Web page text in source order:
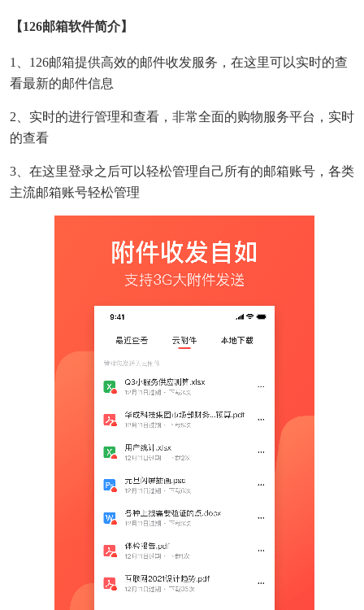
【126邮箱软件简介】
1、126邮箱提供高效的邮件收发服务，在这里可以实时的查
看最新的邮件信息
2、实时的进行管理和查看，非常全面的购物服务平台，实时
的查看
3、在这里登录之后可以轻松管理自己所有的邮箱账号，各类
主流邮箱账号轻松管理